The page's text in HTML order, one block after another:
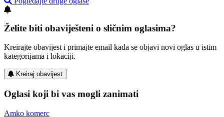
Želite biti obaviješteni o sličnim oglasima?
Kreirajte obavijest i primajte email kada se objavi novi oglas u istim
kategorijama i lokaciji.
Kreiraj obavijest
Oglasi koji bi vas mogli zanimati
Amko komerc